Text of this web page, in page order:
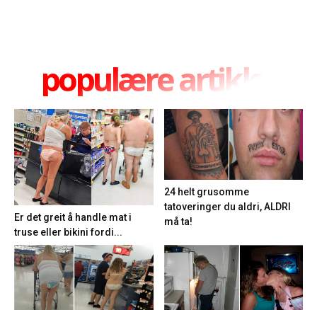
populære artikler
Er det greit å handle mat i
truse eller bikini fordi...
24 helt grusomme
tatoveringer du aldri, ALDRI
må ta!